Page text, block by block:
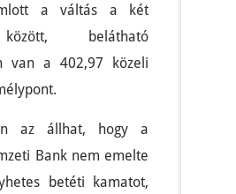
a váltás a két
belátható
van a 402,97 közeli
az állhat, hogy a
Bank nem emelte
betéti kamatot,